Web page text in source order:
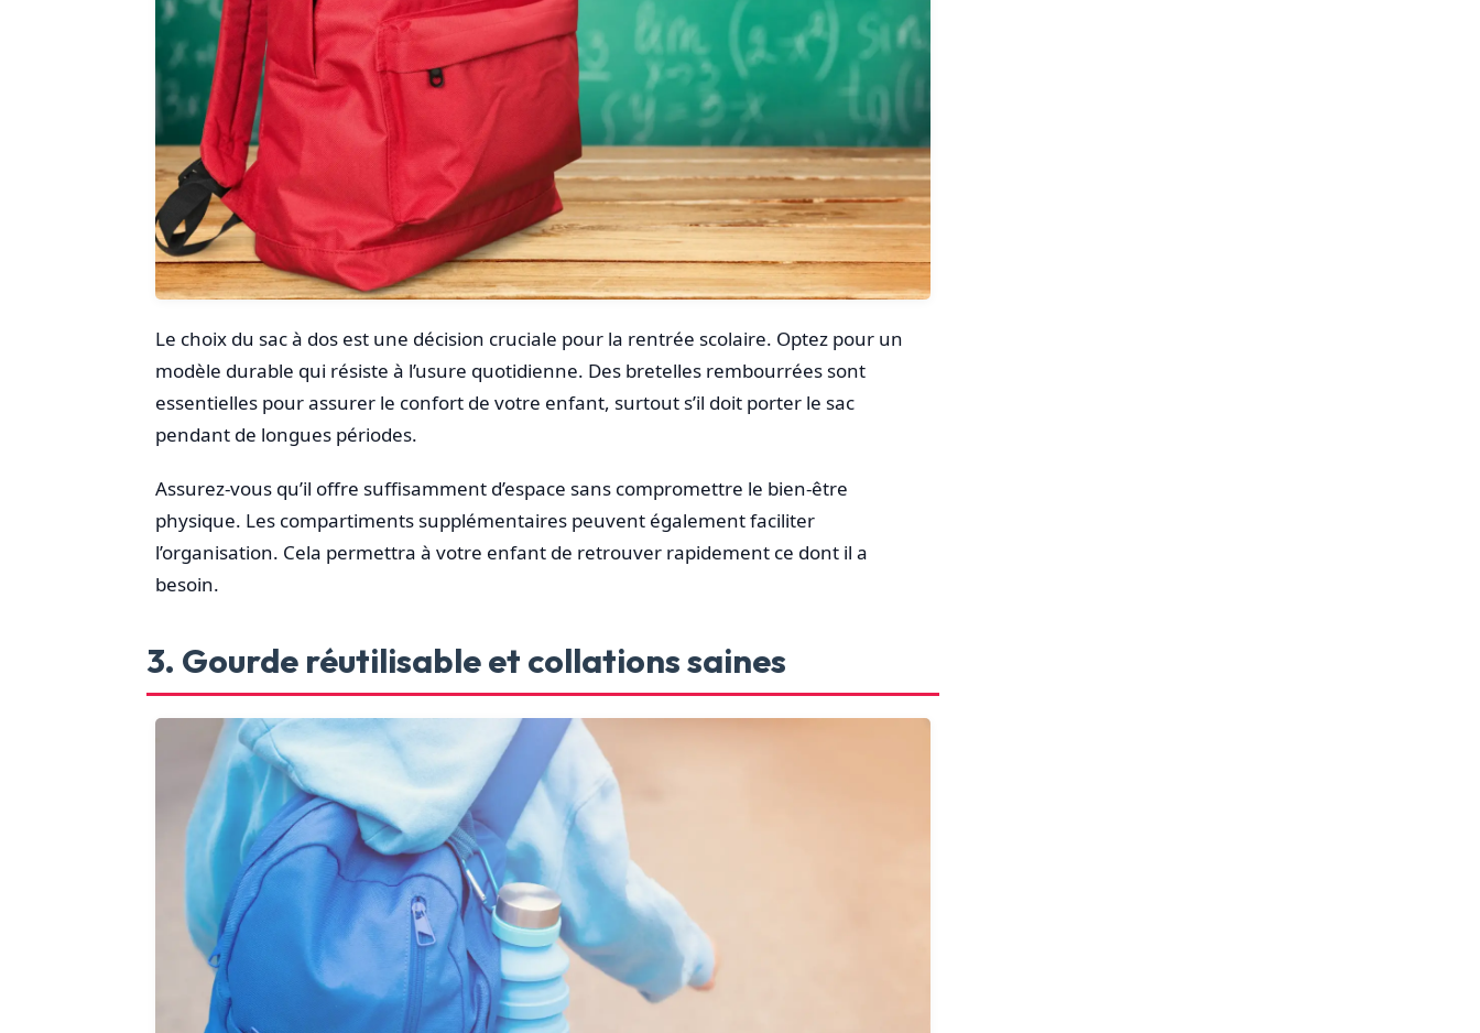
Le choix du sac à dos est une décision cruciale pour la rentrée scolaire. Optez pour un
modèle durable qui résiste à l’usure quotidienne. Des bretelles rembourrées sont
essentielles pour assurer le confort de votre enfant, surtout s’il doit porter le sac
pendant de longues périodes.
Assurez-vous qu’il offre suffisamment d’espace sans compromettre le bien-être
physique. Les compartiments supplémentaires peuvent également faciliter
l’organisation. Cela permettra à votre enfant de retrouver rapidement ce dont il a
besoin.
3. Gourde réutilisable et collations saines